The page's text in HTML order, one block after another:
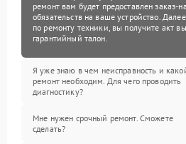
ремонт вам будет предоставлен заказ-
обязательств на ваше устройство.
по ремонту техники, вы получите акт
гарантийный талон.
Я уже знаю в чем неисправность и
ремонт необходим. Для чего проводить
диагностику?
Мне нужен срочный ремонт. Сможете
сделать?